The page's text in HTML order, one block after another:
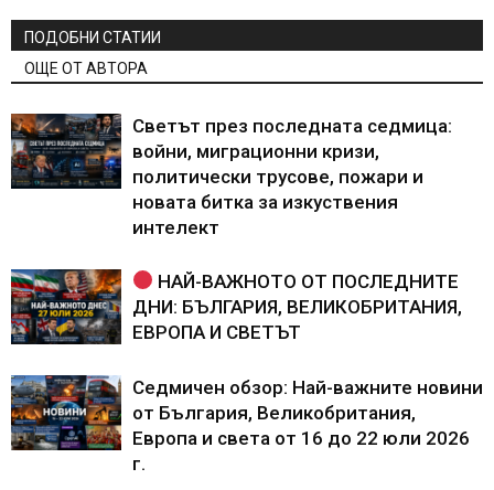
ПОДОБНИ СТАТИИ
ОЩЕ ОТ АВТОРА
Светът през последната седмица:
войни, миграционни кризи,
политически трусове, пожари и
новата битка за изкуствения
интелект
НАЙ-ВАЖНОТО ОТ ПОСЛЕДНИТЕ
ДНИ: БЪЛГАРИЯ, ВЕЛИКОБРИТАНИЯ,
ЕВРОПА И СВЕТЪТ
Седмичен обзор: Най-важните новини
от България, Великобритания,
Европа и света от 16 до 22 юли 2026
г.